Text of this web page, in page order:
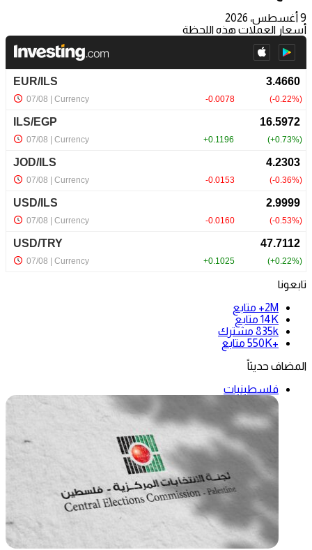
9 أغسطس، 2026
أسعار العملات هذه اللحظة
تابعونا
2M+
متابع
14K متابع
835k مشترك
+550K
متابع
المضاف حديثاً
فلسطينيات